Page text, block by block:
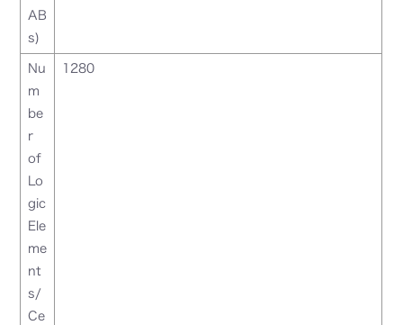
AB
s)
Nu
m
be
r
of
Lo
gic
Ele
me
nt
s/
Ce
1280